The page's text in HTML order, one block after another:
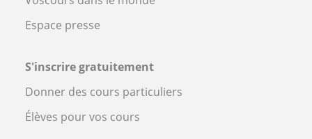
Espace presse
S'inscrire gratuitement
Donner des cours particuliers
Élèves pour vos cours